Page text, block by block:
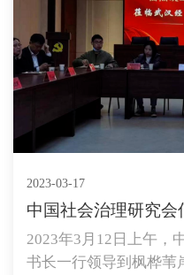
2023-03-17
2023年3月12日上午，
书长一行领导到枫桦苇